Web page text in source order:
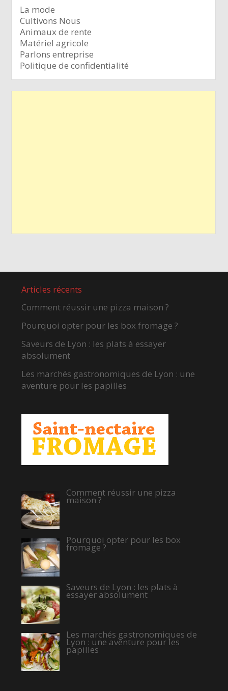
La mode
Cultivons Nous
Animaux de rente
Matériel agricole
Parlons entreprise
Politique de confidentialité
Articles récents
Comment réussir une pizza maison ?
Pourquoi opter pour les box fromage ?
Saveurs de Lyon : les plats à essayer
absolument
Les marchés gastronomiques de Lyon : une
aventure pour les papilles
Comment réussir une pizza
maison ?
Pourquoi opter pour les box
fromage ?
Saveurs de Lyon : les plats à
essayer absolument
Les marchés gastronomiques de
Lyon : une aventure pour les
papilles